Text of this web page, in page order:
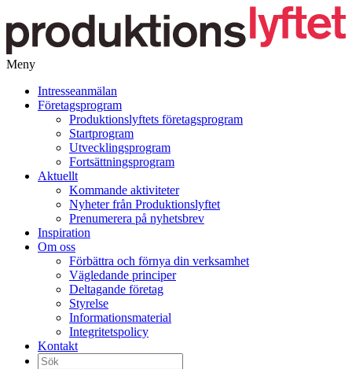
Meny
vidare
Intresseanmälan
Företagsprogram
Produktionslyftets företagsprogram
Startprogram
Utvecklingsprogram
Fortsättningsprogram
Aktuellt
Kommande aktiviteter
Nyheter från Produktionslyftet
Prenumerera på nyhetsbrev
Inspiration
Om oss
Förbättra och förnya din verksamhet
Vägledande principer
Deltagande företag
Styrelse
Informationsmaterial
Integritetspolicy
Kontakt
Sök